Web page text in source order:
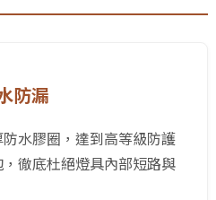
防漏
水膠圈，達到高等級防護
徹底杜絕燈具內部短路與